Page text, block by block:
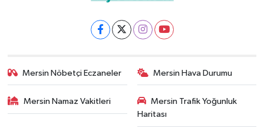
Mersin Nöbetçi Eczaneler Mersin Hava Durumu
Mersin Namaz Vakitleri
Mersin Trafik Yoğunluk
Haritası